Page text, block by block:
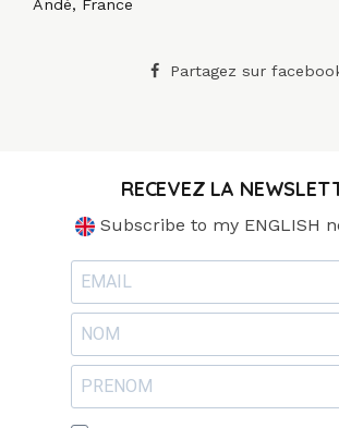
Andé, France
Partagez sur
RECEVEZ LA
Subscribe to my ENGLISH